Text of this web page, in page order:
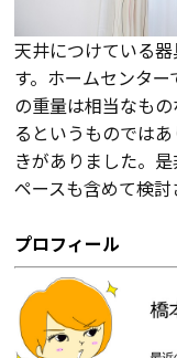
天井につけている
す。ホームセンタ
の重量は相当なも
るというものでは
きがありました。
ペースも含めて検討
プロフィール